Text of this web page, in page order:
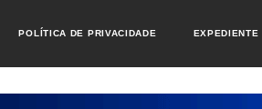
POLÍTICA DE PRIVACIDADE EXPEDIENTE